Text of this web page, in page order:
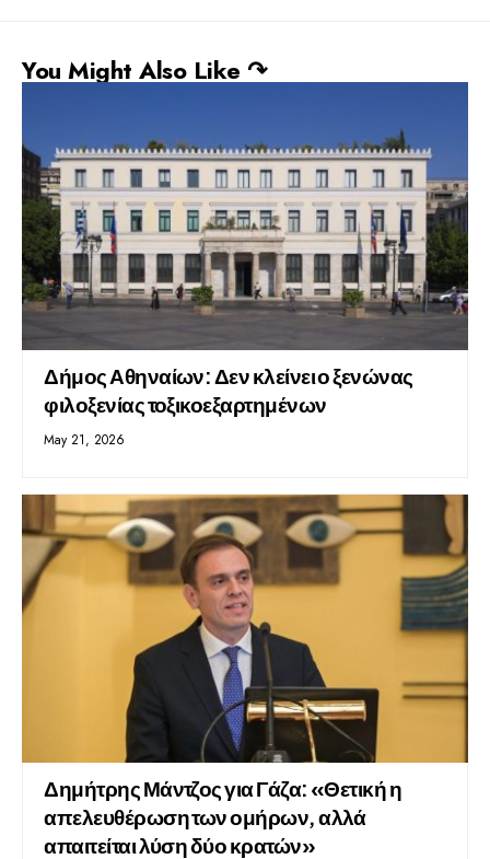
You Might Also Like ↷
Δήμος Αθηναίων: Δεν κλείνει ο ξενώνας
φιλοξενίας τοξικοεξαρτημένων
May 21, 2026
Δημήτρης Μάντζος για Γάζα: «Θετική η
απελευθέρωση των ομήρων, αλλά
απαιτείται λύση δύο κρατών»